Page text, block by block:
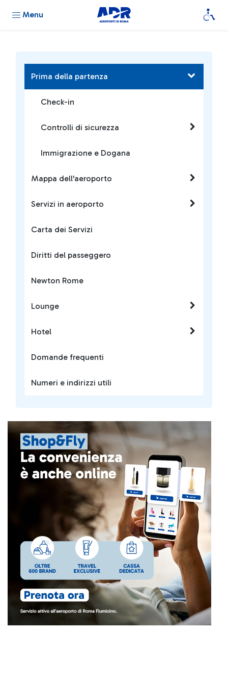
Menu
Prima della partenza
Check-in
Controlli di sicurezza
Immigrazione e Dogana
Mappa dell'aeroporto
Servizi in aeroporto
Carta dei Servizi
Diritti del passeggero
Newton Rome
Lounge
Hotel
Domande frequenti
Numeri e indirizzi utili